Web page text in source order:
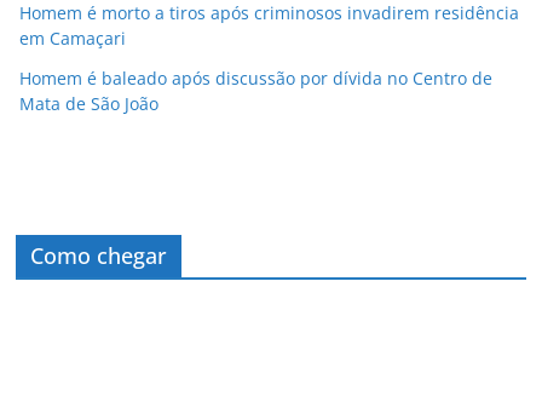
Homem é morto a tiros após criminosos invadirem residência
em Camaçari
Homem é baleado após discussão por dívida no Centro de
Mata de São João
Como chegar